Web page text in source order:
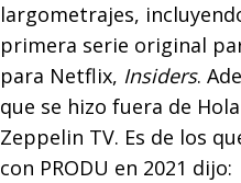
largometrajes,
primera serie original
para Netflix, Insiders.
que se hizo fuera de
Zeppelin TV. Es de los
con PRODU en 2021 dijo: